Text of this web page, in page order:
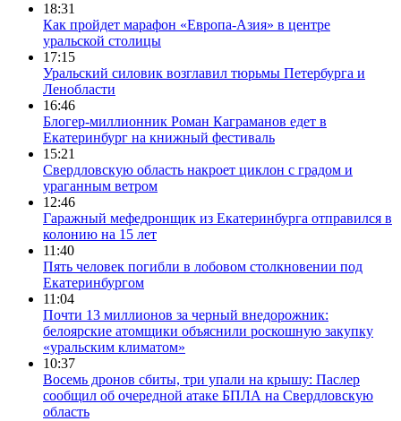
18:31
Как пройдет марафон «Европа-Азия» в центре
уральской столицы
17:15
Уральский силовик возглавил тюрьмы Петербурга и
Ленобласти
16:46
Блогер-миллионник Роман Каграманов едет в
Екатеринбург на книжный фестиваль
15:21
Свердловскую область накроет циклон с градом и
ураганным ветром
12:46
Гаражный мефедронщик из Екатеринбурга отправился в
колонию на 15 лет
11:40
Пять человек погибли в лобовом столкновении под
Екатеринбургом
11:04
Почти 13 миллионов за черный внедорожник:
белоярские атомщики объяснили роскошную закупку
«уральским климатом»
10:37
Восемь дронов сбиты, три упали на крышу: Паслер
сообщил об очередной атаке БПЛА на Свердловскую
область